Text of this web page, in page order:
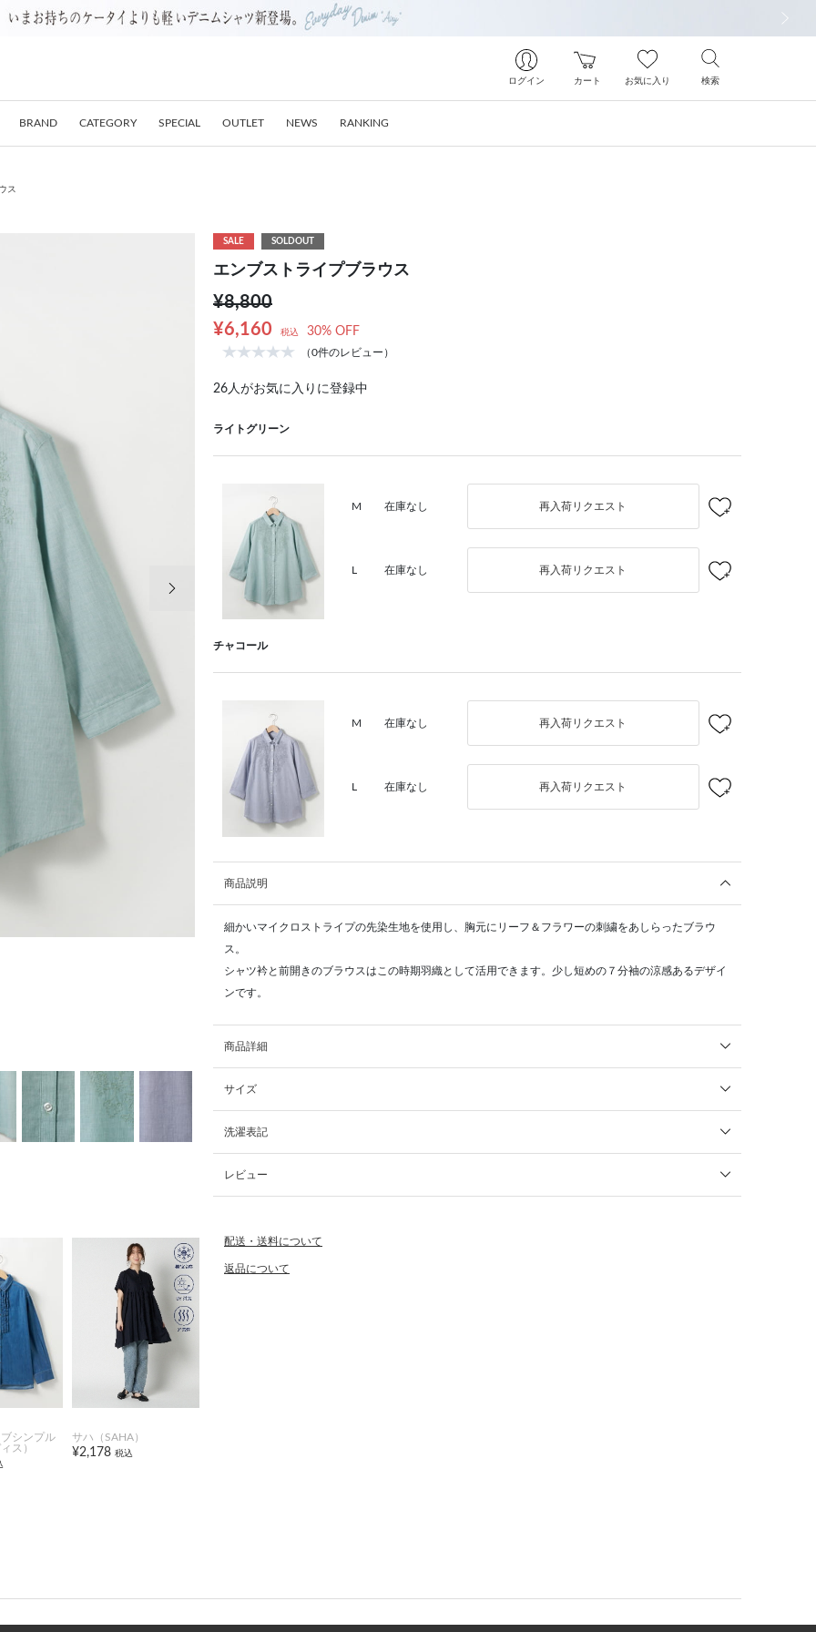
ログイン カート お気に入り 検索
BRAND CATEGORY SPECIAL OUTLET NEWS RANKING
ス
シンプル
ス）
サハ（SAHA）
¥2,178 税込
SALE SOLDOUT
エンブストライプブラウス
¥8,800
¥6,160
税込 30% OFF
（0件のレビュー）
26人がお気に入りに登録中
ライトグリーン
M 在庫なし 再入荷リクエスト
L 在庫なし 再入荷リクエスト
チャコール
M 在庫なし 再入荷リクエスト
在庫なし 再入荷リクエスト
商品説明
細かいマイクロストライプの先染生地を使用し、胸元にリーフ＆フラワーの刺繍をあしらったブラウ
ス。
シャツ衿と前開きのブラウスはこの時期羽織として活用できます。少し短めの７分袖の涼感あるデザイ
ンです。
商品詳細
サイズ
洗濯表記
レビュー
配送・送料について
返品について